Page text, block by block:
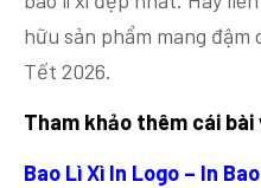
hữu sản phẩm mang
Tết 2026.
Tham khảo thêm cái bài
Bao Lì Xì In Logo – In